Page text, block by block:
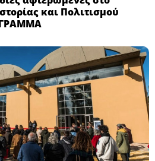
και Πολιτισμού